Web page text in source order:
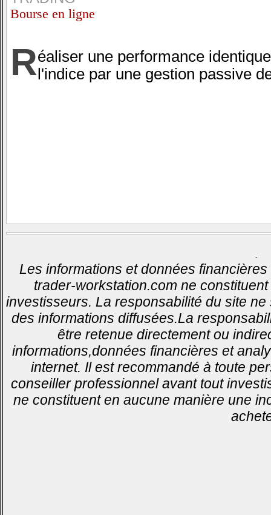
Bourse en ligne
Réaliser une performance
l'indice par une gestion passive
-
Les informations et données
trader-workstation.com ne
investisseurs. La responsabilité du site
des informations diffusées.La
être retenue directement ou
informations,données financières et
internet. Il est recommandé à toute
conseiller professionnel avant tout
ne constituent en aucune manière une